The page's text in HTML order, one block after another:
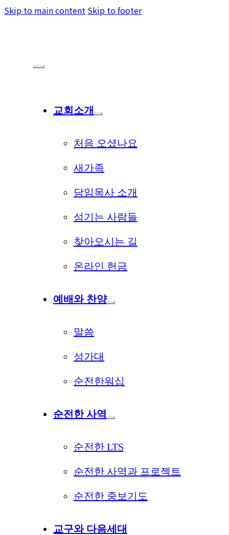
Skip to main content Skip to footer
교회소개
처음 오셨나요
새가족
담임목사 소개
섬기는 사람들
찾아오시는 길
온라인 헌금
예배와 찬양
말씀
성가대
순전한워십
순전한 사역
순전한 LTS
순전한 사역과 프로젝트
순전한 중보기도
교구와 다음세대